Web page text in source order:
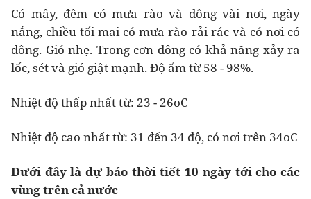
Có mây, đêm có mưa rào và dông vài nơi, ngày
nắng, chiều tối mai có mưa rào rải rác và có nơi có
dông. Gió nhẹ. Trong cơn dông có khả năng xảy ra
lốc, sét và gió giật mạnh. Độ ẩm từ 58 - 98%.
Nhiệt độ thấp nhất từ: 23 - 26oC
Nhiệt độ cao nhất từ: 31 đến 34 độ, có nơi trên 34oC
Dưới đây là dự báo thời tiết 10 ngày tới cho các
vùng trên cả nước